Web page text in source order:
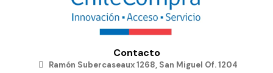
Contacto
Ramón Subercaseaux 1268, San Miguel Of. 1204